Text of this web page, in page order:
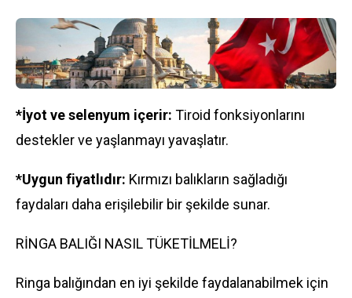
*İyot ve selenyum içerir: Tiroid fonksiyonlarını
destekler ve yaşlanmayı yavaşlatır.
*Uygun fiyatlıdır: Kırmızı balıkların sağladığı
faydaları daha erişilebilir bir şekilde sunar.
RİNGA BALIĞI NASIL TÜKETİLMELİ?
Ringa balığından en iyi şekilde faydalanabilmek için